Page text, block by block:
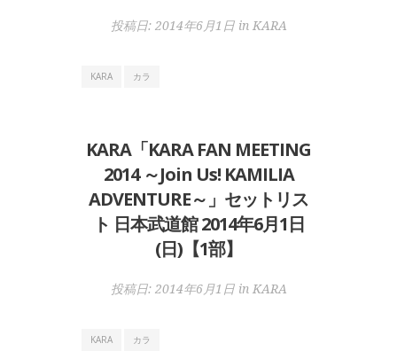
投稿日: 2014年6月1日in KARA
KARA カラ
KARA「KARA FAN MEETING
2014 ～Join Us! KAMILIA
ADVENTURE～」セットリス
ト 日本武道館 2014年6月1日
(日)【1部】
投稿日: 2014年6月1日in KARA
KARA カラ